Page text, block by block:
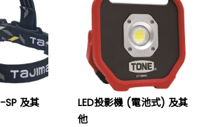
SP 及其
LED投影機 (電池式) 及其
他